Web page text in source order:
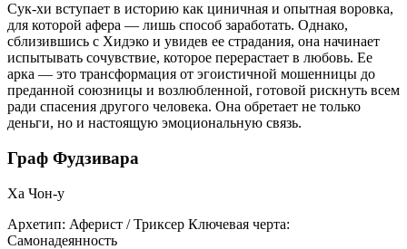
Сук-хи вступает в историю как циничная и опытная воровка,
для которой афера — лишь способ заработать. Однако,
сблизившись с Хидэко и увидев ее страдания, она начинает
испытывать сочувствие, которое перерастает в любовь. Ее
арка — это трансформация от эгоистичной мошенницы до
преданной союзницы и возлюбленной, готовой рискнуть всем
ради спасения другого человека. Она обретает не только
деньги, но и настоящую эмоциональную связь.
Граф Фудзивара
Ха Чон-у
Архетип: Аферист / Триксер Ключевая черта:
Самонадеянность